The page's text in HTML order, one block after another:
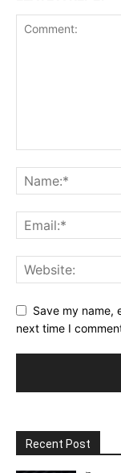
Save my name,
next time I
Recent Post